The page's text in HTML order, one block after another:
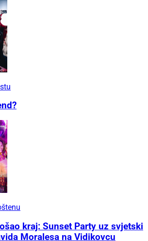
kraj: Sunset Party uz svjetski
Moralesa na Vidikovcu